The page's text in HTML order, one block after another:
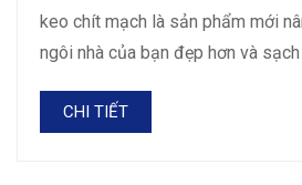
keo chít mạch là sản phẩm mới
ngôi nhà của bạn đẹp hơn và
CHI TIẾT